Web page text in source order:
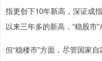
指更创下10年新高，深证成
以来三年多的新高，“稳股市”
但“稳楼市”方面，尽管国家